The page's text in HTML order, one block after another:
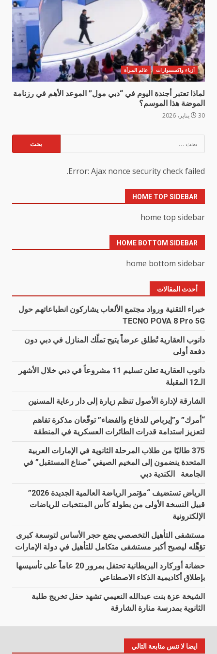
أزياء واكسسوارات عالم المرأة
لماذا تعتبر أجندة اليوم في “دبي مول” الموعد الأهم في رزنامة
الموضة هذا الموسم؟
30 يناير، 2026
عن:
Error: Ajax nonce security check failed.
HOME TOP SIDEBAR
home top sidebar
HOME BOTTOM SIDEBAR
home bottom sidebar
أحدث المقالات
خبراء التقنية ورواد مجتمع الألعاب يشاركون انطباعاتهم حول
TECNO POVA 8 Pro 5G
دانوب العقارية تُطلق عرضاً يتيح تملّك المنازل في دبي دون
دفعة أولى
دانوب العقارية تعلن تسليم 11 مشروعاً في دبي خلال الأشهر
الـ12 المقبلة
الشارقة لإدارة الأصول تنظم زيارة إلى دار رعاية المسنين
“أمرك” و”إيرباص للدفاع والفضاء” توقّعان مذكرة تفاهم
لتعزيز استدامة قدرات الطائرات العسكرية في المنطقة
375 طالبًا من طلاب المرحلة الثانوية في الإمارات العربية
المتحدة ينضمون إلى المخيم الصيفي “صناع المستقبل” في
الجامعة الكندية دبي
الرياض تستضيف “مؤتمر الرياضة العالمية الجديدة 2026”
قبيل النسخة الأولى من بطولة كأس المنتخبات للرياضات
الإلكترونية
مستشفى التأهيل التخصصي يضع حجر الأساس لتوسعة كبرى
تؤهِّله ليصبح أكبر مستشفى متكامل للتأهيل في دولة الإمارات
حضانة أوركارد البريطانية تحتفل بمرور 20 عاماً على تأسيسها
بإطلاق أكاديمية الذكاء الاصطناعي
الشيخة عزة بنت عبدالله النعيمي تشهد حفل تخريج طلبة
الثانوية بمدرسة منارة الشارقة
ايضا لا تنس متابعة التالي